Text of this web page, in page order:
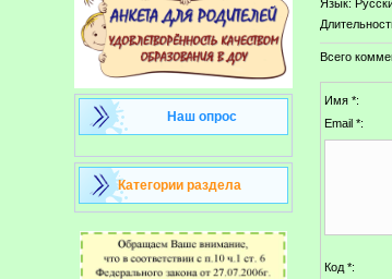
Наш опрос
Категории раздела
Язык:
Всего
Имя *:
Email *:
Код *: